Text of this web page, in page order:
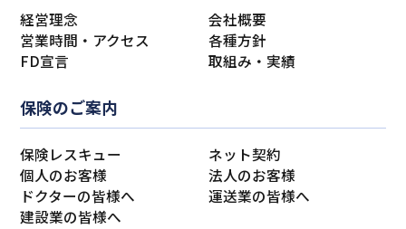
経営理念
会社概要
営業時間・アクセス
各種方針
FD宣言
取組み・実績
保険のご案内
保険レスキュー
ネット契約
個人のお客様
法人のお客様
ドクターの皆様へ
運送業の皆様へ
建設業の皆様へ